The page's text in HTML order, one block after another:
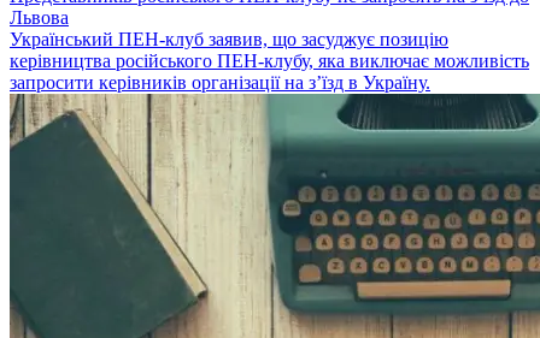
Львова
Український ПЕН-клуб заявив, що засуджує позицію
керівництва російського ПЕН-клубу, яка виключає можливість
запросити керівників організації на з’їзд в Україну.